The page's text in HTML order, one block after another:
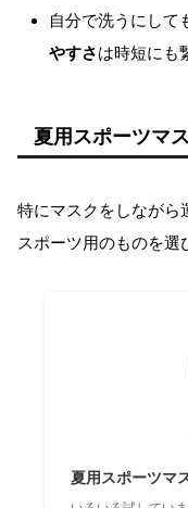
自分で洗うにして
やすさは時短にも
夏用スポーツマ
特にマスクをしながら
スポーツ用のものを選
夏用スポーツマ